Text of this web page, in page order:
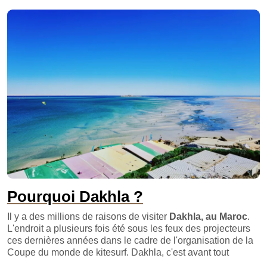
Pourquoi Dakhla ?
Il y a des millions de raisons de visiter Dakhla, au Maroc.
L'endroit a plusieurs fois été sous les feux des projecteurs
ces dernières années dans le cadre de l'organisation de la
Coupe du monde de kitesurf. Dakhla, c'est avant tout